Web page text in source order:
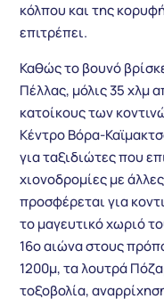
κόλπου και της
επιτρέπει.
Καθώς το βουνό
Πέλλας, μόλις 35 χλμ
κατοίκους των
Κέντρο Βόρα-
για ταξιδιώτες που
χιονοδρομίες με
προσφέρεται για
το μαγευτικό χωριό
16ο αιώνα στους
1200μ, τα λουτρά
τοξοβολία,